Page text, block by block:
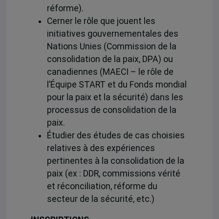
réforme).
Cerner le rôle que jouent les
initiatives gouvernementales des
Nations Unies (Commission de la
consolidation de la paix, DPA) ou
canadiennes (MAECI – le rôle de
l’Équipe START et du Fonds mondial
pour la paix et la sécurité) dans les
processus de consolidation de la
paix.
Étudier des études de cas choisies
relatives à des expériences
pertinentes à la consolidation de la
paix (ex : DDR, commissions vérité
et réconciliation, réforme du
secteur de la sécurité, etc.)